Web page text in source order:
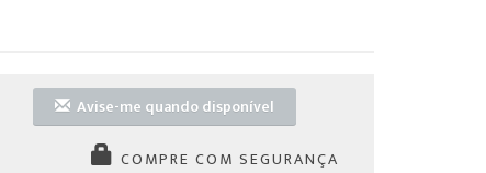
Avise-me quando disponível
COMPRE COM SEGURANÇA